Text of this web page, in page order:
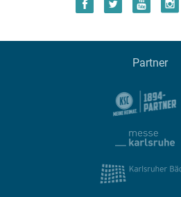
Partner